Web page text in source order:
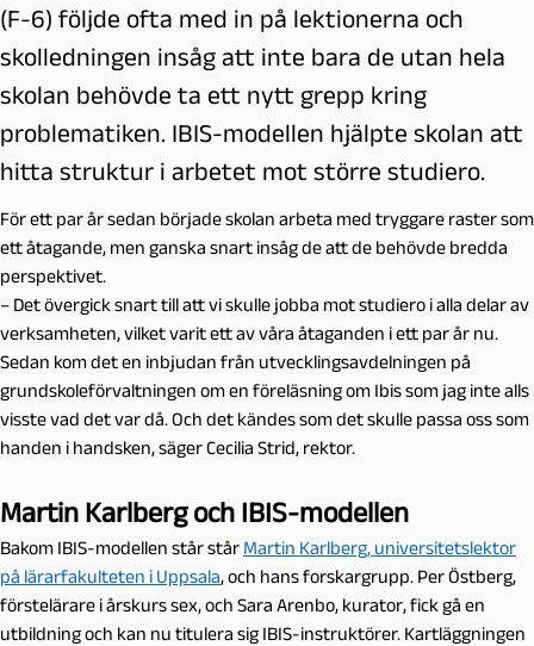
(F-6) följde ofta med in på lektionerna och
skolledningen insåg att inte bara de utan hela
skolan behövde ta ett nytt grepp kring
problematiken. IBIS-modellen hjälpte skolan att
hitta struktur i arbetet mot större studiero.
För ett par år sedan började skolan arbeta med tryggare raster som
ett åtagande, men ganska snart insåg de att de behövde bredda
perspektivet.
– Det övergick snart till att vi skulle jobba mot studiero i alla delar av
verksamheten, vilket varit ett av våra åtaganden i ett par år nu.
Sedan kom det en inbjudan från utvecklingsavdelningen på
grundskoleförvaltningen om en föreläsning om Ibis som jag inte alls
visste vad det var då. Och det kändes som det skulle passa oss som
handen i handsken, säger Cecilia Strid, rektor.
Martin Karlberg och IBIS-modellen
Bakom IBIS-modellen står står Martin Karlberg, universitetslektor
på lärarfakulteten i Uppsala, och hans forskargrupp. Per Östberg,
förstelärare i årskurs sex, och Sara Arenbo, kurator, fick gå en
utbildning och kan nu titulera sig IBIS-instruktörer. Kartläggningen